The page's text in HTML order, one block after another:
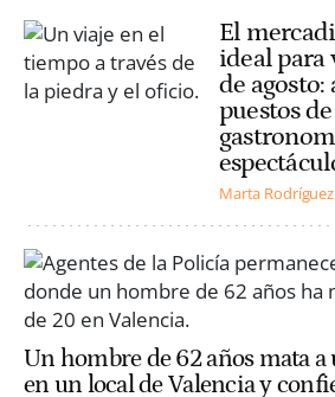
El
ideal para
de
puestos
Marta Rodríguez
Un hombre de 62 años mata
en un local de Valencia y